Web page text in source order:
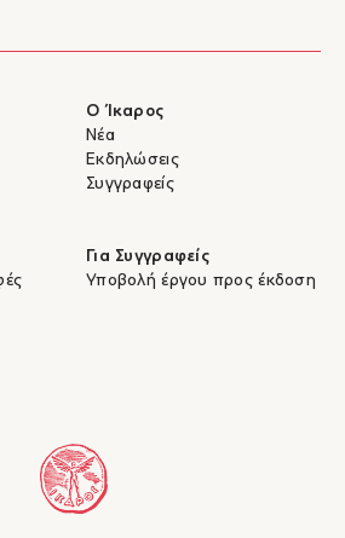
Ο Ίκαρος
Νέα
Εκδηλώσεις
Συγγραφείς
Για Συγγραφείς
Υποβολή έργου προς έκδοση